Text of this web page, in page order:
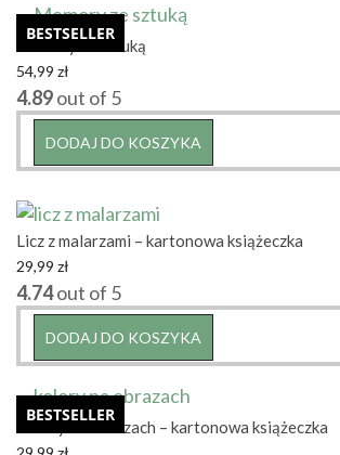
BESTSELLER
Memory ze sztuką
54,99 zł
4.89out of 5
DODAJ DO KOSZYKA
Licz z malarzami – kartonowa książeczka
29,99 zł
4.74out of 5
DODAJ DO KOSZYKA
BESTSELLER
Kolory na obrazach – kartonowa książeczka